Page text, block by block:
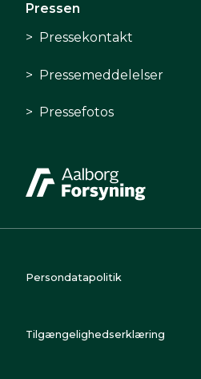
Pressen
Pressekontakt
Pressemeddelelser
Pressefotos
Persondatapolitik
Tilgængelighedserklæring